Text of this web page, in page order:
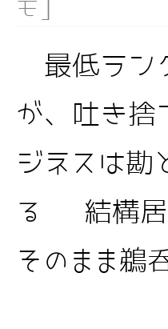
モ
最低ラン
が、吐き捨
ジネスは勘
る 結構居
そのまま